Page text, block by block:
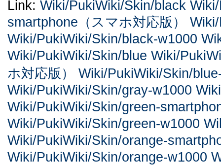
Link: Wiki/PukiWiki/Skin/black
smartphone（スマホ対応版）
Wiki/PukiWiki/Skin/black-w1000
Wiki/PukiWiki/Skin/blue Wiki/
ホ対応版）
Wiki/PukiWiki/Skin/
Wiki/PukiWiki/Skin/gray-w1000
Wiki/PukiWiki/Skin/green-
Wiki/PukiWiki/Skin/green-w1000
Wiki/PukiWiki/Skin/orange-
Wiki/PukiWiki/Skin/orange-w1000